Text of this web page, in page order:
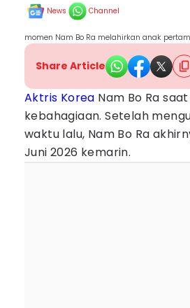
News Channel
momen Nam Bo Ra melahirkan anak
Share Article
Aktris Korea Nam Bo Ra
kebahagiaan. Setelah
waktu lalu, Nam Bo Ra
Juni 2026 kemarin.